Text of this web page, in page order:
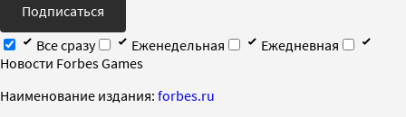
Подписаться
Все сразу
Еженедельная
Ежедневная
Новости Forbes Games
Наименование издания: forbes.ru